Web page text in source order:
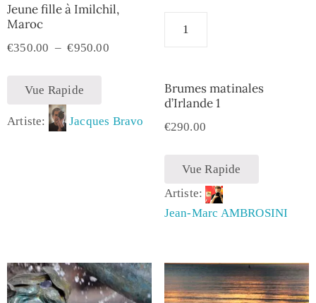
Jeune fille à Imilchil,
Maroc
€350.00 – €950.00
Vue Rapide
Artiste: Jacques Bravo
Brumes matinales
d’Irlande 1
€290.00
Vue Rapide
Artiste:
Jean-Marc AMBROSINI